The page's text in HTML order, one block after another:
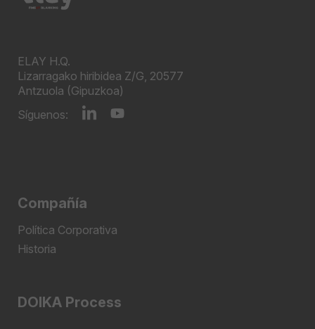
ELAY H.Q.
Lizarragako hiribidea Z/G, 20577
Antzuola (Gipuzkoa)
Síguenos:
Compañía
Política Corporativa
Historia
DOIKA Process